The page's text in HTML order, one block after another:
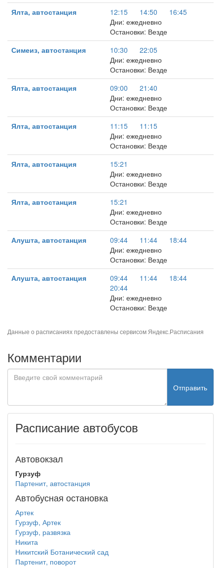
Ялта, автостанция
12:15 14:50
16:45
Дни: ежедневно
Остановки: Везде
Симеиз, автостанция
10:30
22:05
Дни: ежедневно
Остановки: Везде
Ялта, автостанция
09:00
21:40
Дни: ежедневно
Остановки: Везде
Ялта, автостанция
11:15
11:15
Дни: ежедневно
Остановки: Везде
Ялта, автостанция
15:21
Дни: ежедневно
Остановки: Везде
Ялта, автостанция
15:21
Дни: ежедневно
Остановки: Везде
Алушта, автостанция
09:44 11:44
18:44
Дни: ежедневно
Остановки: Везде
Алушта, автостанция
09:44 11:44
18:44
20:44
Дни: ежедневно
Остановки: Везде
Данные о расписаниях предоставлены сервисом Яндекс.Расписания
Комментарии
Отправить
Расписание автобусов
Автовокзал
Гурзуф
Партенит, автостанция
Автобусная остановка
Артек
Гурзуф, Артек
Гурзуф, развязка
Никита
Никитский Ботанический сад
Партенит, поворот